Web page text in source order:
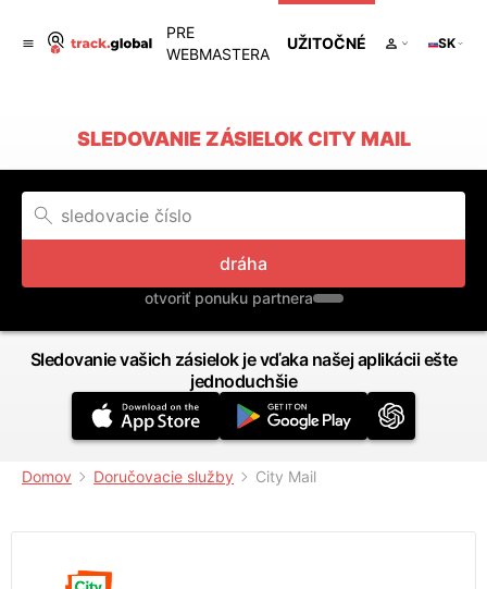
PRE
WEBMASTERA
UŽITOČNÉ SK
SLEDOVANIE ZÁSIELOK CITY MAIL
dráha
otvoriť ponuku partnera
Sledovanie vašich zásielok je vďaka našej aplikácii ešte
jednoduchšie
Domov Doručovacie služby City Mail